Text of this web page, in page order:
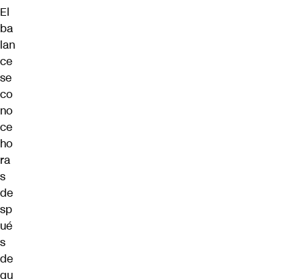
El
ba
lan
ce
se
co
no
ce
ho
ra
s
de
sp
ué
s
de
qu